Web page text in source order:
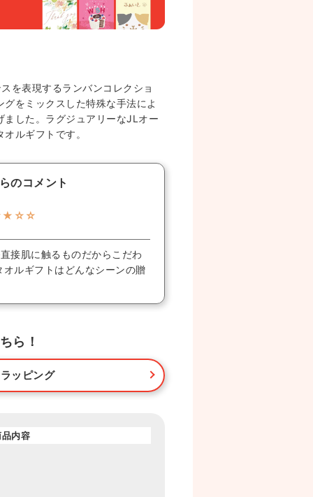
を表現するランバンコレクショ
をミックスした特殊な手法によ
ました。ラグジュアリーなJLオー
ルギフトです。
のコメント
接肌に触るものだからこだわ
ルギフトはどんなシーンの贈
ら！
ッピング
内容